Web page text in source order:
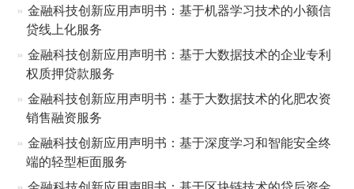
金融科技创新应用声明书：基于机器学习技术的小额信
贷线上化服务
金融科技创新应用声明书：基于大数据技术的企业专利
权质押贷款服务
金融科技创新应用声明书：基于大数据技术的化肥农资
销售融资服务
金融科技创新应用声明书：基于深度学习和智能安全终
端的轻型柜面服务